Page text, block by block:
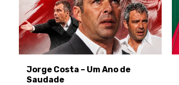
Jorge Costa – Um Ano de
Saudade